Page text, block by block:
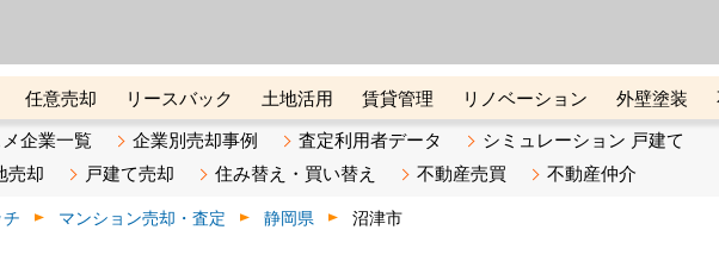
任意売却 リースバック 土地活用 賃貸管理 リノベーション 外壁塗装
産カンパニー オンライン講座 リビンマガジンBiz 不動産売却ご相談デスク
企業一覧 企業別売却事例 査定利用者データ
シミュレーション 戸建て
売却 戸建て売却 住み替え・買い替え 不動産売買 不動産仲介
マンション売却・査定 静岡県 沼津市